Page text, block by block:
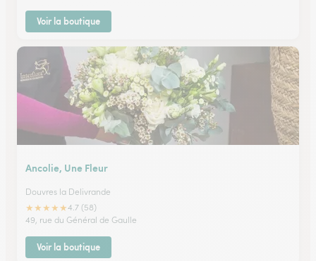
Voir la boutique
Ancolie, Une Fleur
Douvres la Delivrande
★★★★★4.7 (58)
49, rue du Général de Gaulle
Voir la boutique